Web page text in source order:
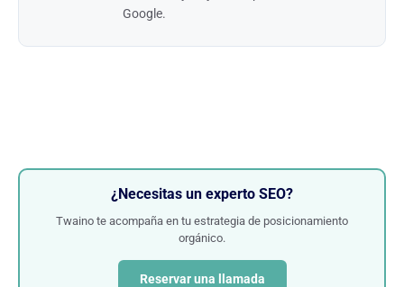
Google.
¿Necesitas un experto SEO?
Twaino te acompaña en tu estrategia de posicionamiento
orgánico.
Reservar una llamada